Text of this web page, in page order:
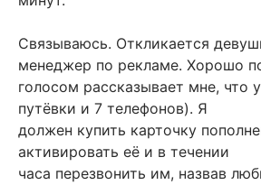
Связываюсь. Откликается
менеджер по рекламе. Хорошо
голосом рассказывает мне, что
путёвки и 7 телефонов). Я
должен купить карточку
активировать её и в течении
часа перезвонить им, назвав